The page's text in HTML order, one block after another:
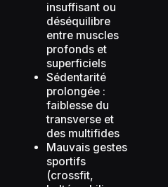
insuffisant ou
déséquilibre
entre muscles
profonds et
superficiels
Sédentarité
prolongée :
faiblesse du
transverse et
des multifides
Mauvais gestes
sportifs
(crossfit,